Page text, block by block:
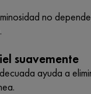
no
suavemente
ayuda a